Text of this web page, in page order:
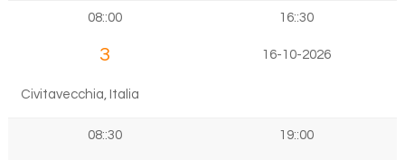
08::00 16::30
3 16-10-2026
Civitavecchia, Italia
08::30 19::00